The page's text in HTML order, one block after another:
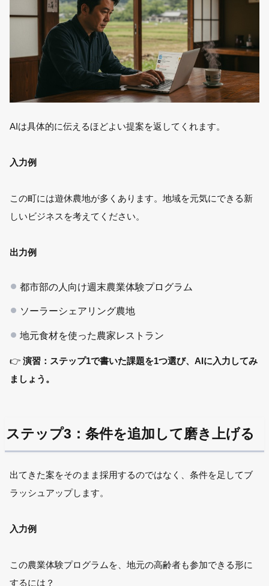
AIは具体的に伝えるほどよい提案を返してくれます。
入力例
この町には遊休農地が多くあります。地域を元気にできる新
しいビジネスを考えてください。
出力例
都市部の人向け週末農業体験プログラム
ソーラーシェアリング農地
地元食材を使った農家レストラン
👉演習：ステップ1で書いた課題を1つ選び、AIに入力してみ
ましょう。
ステップ3：条件を追加して磨き上げる
出てきた案をそのまま採用するのではなく、条件を足してブ
ラッシュアップします。
入力例
この農業体験プログラムを、地元の高齢者も参加できる形に
するには？